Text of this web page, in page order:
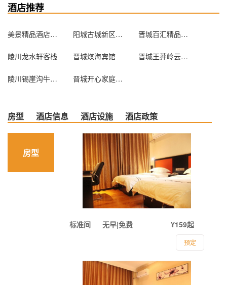
酒店推荐
美景精品酒店（晋城建设路店） 阳城古城新区农家乐接待处 晋城百汇精品酒店
陵川龙水轩客栈 晋城煤海宾馆 晋城王莽岭云海客栈
陵川锡崖沟牛家客栈 晋城开心家庭短租公寓
房型 酒店信息 酒店设施 酒店政策
房型
标准间 ¥159起
无早|免费
预定